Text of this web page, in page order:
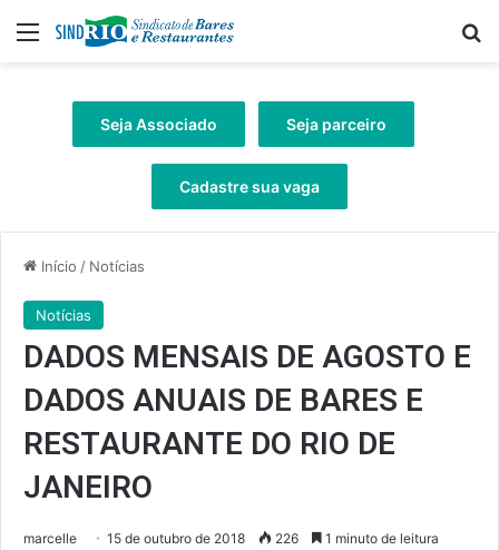
Menu
Seja Associado Seja parceiro
Cadastre sua vaga
Início / Notícias
Notícias
DADOS MENSAIS DE AGOSTO E
DADOS ANUAIS DE BARES E
RESTAURANTE DO RIO DE
JANEIRO
marcelle 15 de outubro de 2018 226 1 minuto de leitura